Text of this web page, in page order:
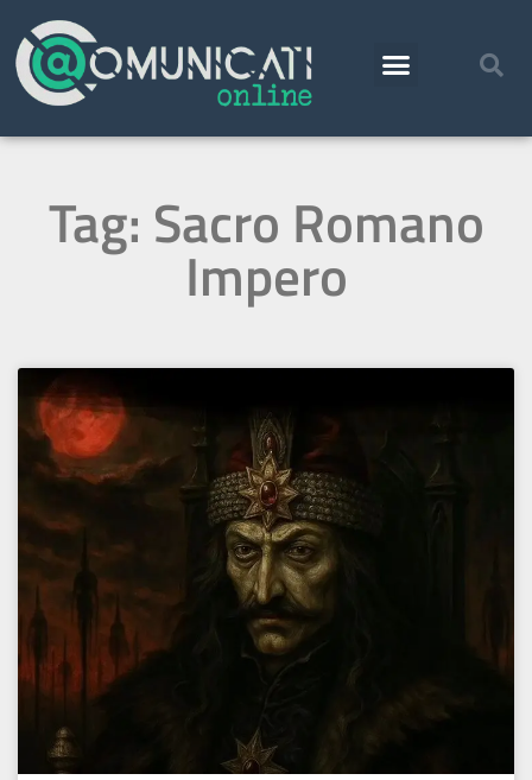
Tag: Sacro Romano
Impero